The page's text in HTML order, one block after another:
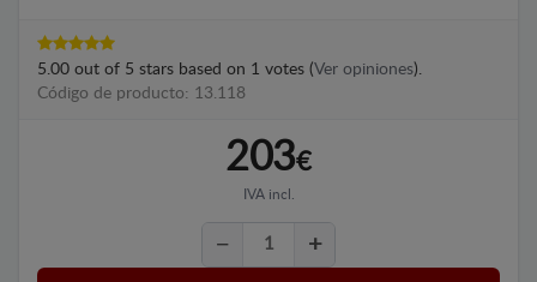
5.00 out of 5 stars based on 1 votes (Ver opiniones).
Código de producto: 13.118
203€
IVA incl.